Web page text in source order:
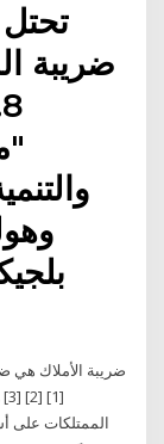
ضريبة
ضريبة الأملاك هي
الممتلكات على